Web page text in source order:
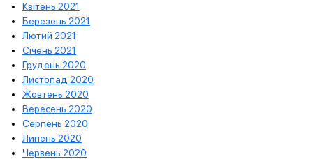
Квітень 2021
Березень 2021
Лютий 2021
Січень 2021
Грудень 2020
Листопад 2020
Жовтень 2020
Вересень 2020
Серпень 2020
Липень 2020
Червень 2020